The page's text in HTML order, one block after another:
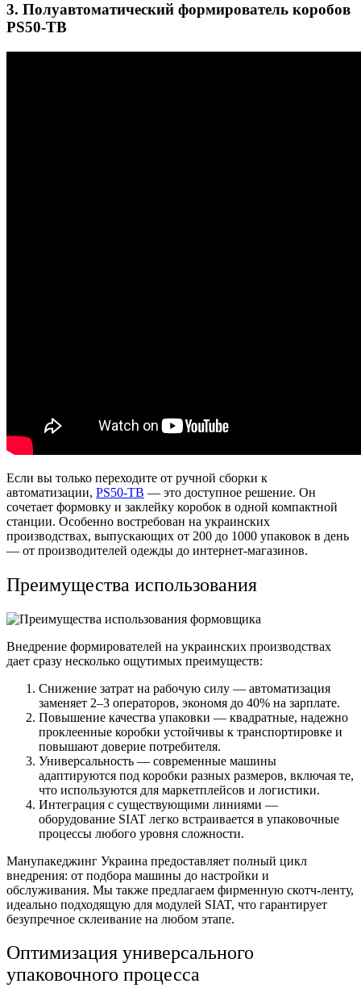
3. Полуавтоматический формирователь коробов
PS50-TB
Если вы только переходите от ручной сборки к
автоматизации, PS50-TB — это доступное решение. Он
сочетает формовку и заклейку коробок в одной компактной
станции. Особенно востребован на украинских
производствах, выпускающих от 200 до 1000 упаковок в день
— от производителей одежды до интернет-магазинов.
Преимущества использования
Внедрение формирователей на украинских производствах
дает сразу несколько ощутимых преимуществ:
Снижение затрат на рабочую силу — автоматизация
заменяет 2–3 операторов, экономя до 40% на зарплате.
Повышение качества упаковки — квадратные, надежно
проклеенные коробки устойчивы к транспортировке и
повышают доверие потребителя.
Универсальность — современные машины
адаптируются под коробки разных размеров, включая те,
что используются для маркетплейсов и логистики.
Интеграция с существующими линиями —
оборудование SIAT легко встраивается в упаковочные
процессы любого уровня сложности.
Манупакеджинг Украина предоставляет полный цикл
внедрения: от подбора машины до настройки и
обслуживания. Мы также предлагаем фирменную скотч-ленту,
идеально подходящую для модулей SIAT, что гарантирует
безупречное склеивание на любом этапе.
Оптимизация универсального
упаковочного процесса